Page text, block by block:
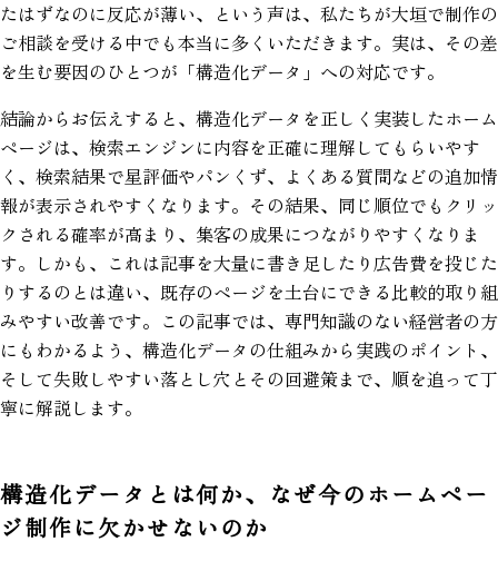
たはずなのに反応が薄い、という声は、私たちが大垣で制作の
ご相談を受ける中でも本当に多くいただきます。実は、その差
を生む要因のひとつが「構造化データ」への対応です。
結論からお伝えすると、構造化データを正しく実装したホーム
ページは、検索エンジンに内容を正確に理解してもらいやす
く、検索結果で星評価やパンくず、よくある質問などの追加情
報が表示されやすくなります。その結果、同じ順位でもクリッ
クされる確率が高まり、集客の成果につながりやすくなりま
す。しかも、これは記事を大量に書き足したり広告費を投じた
りするのとは違い、既存のページを土台にできる比較的取り組
みやすい改善です。この記事では、専門知識のない経営者の方
にもわかるよう、構造化データの仕組みから実践のポイント、
そして失敗しやすい落とし穴とその回避策まで、順を追って丁
寧に解説します。
構造化データとは何か、なぜ今のホームペー
ジ制作に欠かせないのか